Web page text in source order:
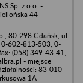
Sp. z o.o. -
44
80-298 Gdańsk, ul.
0-602-813-503, 0-
(058) 349-43-41,
- miejsce
83-010
1A